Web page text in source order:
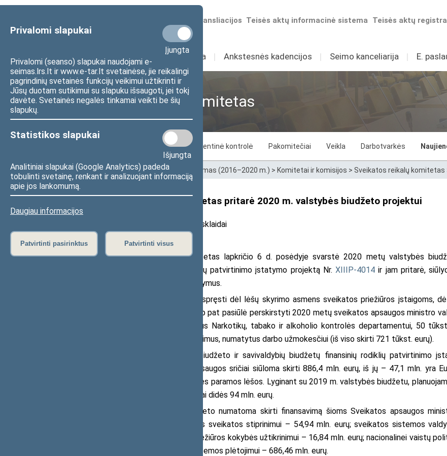
Privalomi slapukai
Įjungta
Privalomi (seanso) slapukai naudojami e-
seimas.lrs.lt ir www.e-tar.lt svetainėse, jie reikalingi
pagrindinių svetainės funkcijų veikimui užtikrinti ir
Jūsų duotam sutikimui su slapuku išsaugoti, jei tokį
davėte. Svetainės negalės tinkamai veikti be šių
slapukų.
Statistikos slapukai
Išjungta
Analitiniai slapukai (Google Analytics) padeda
tobulinti svetainę, renkant ir analizuojant informaciją
apie jos lankomumą.
Daugiau informacijos
Patvirtinti pasirinktus Patvirtinti visus
Teisės aktų
Teisės aktų informacinė sistema
Numatomos transliacijos
Sudėtis Veikla I Ankstesnės kadencijos I Seimo kanceliarija I E.
Sveikatos reikalų komitetas
Posėdžiai Parlamentinė kontrolė Pakomitečiai Veikla Darbotvarkės
Pradžia>Ankstesnės kadencijos XII Seimas (2016–2020 m.) > Komitetai ir komisijos > Sveikatos reikalų komitetas
Seimo Sveikatos reikalų komitetas pritarė 2020 m. valstybės biudžeto projektui
2019 m. lapkričio 7 d. pranešimas žiniasklaidai
Seimo Sveikatos reikalų komitetas lapkričio 6 d. posėdyje svarstė 2020 metų valstybės
savivaldybių biudžetų finansinių rodiklių patvirtinimo įstatymo projektą Nr. XIIIP-4014 ir jam pritarė,
atsižvelgti į komiteto pateiktus pasiūlymus.
Komitetas pasiūlė Vyriausybei spręsti dėl lėšų skyrimo asmens sveikatos priežiūros įstaigoms,
buvo gauti Seimo narių pasiūlymai. Taip pat pasiūlė perskirstyti 2020 metų sveikatos apsaugos ministro
srities valstybės biudžeto asignavimus Narkotikų, tabako ir alkoholio kontrolės departamentui, 50
padidinant valstybės biudžeto asignavimus, numatytus darbo užmokesčiui (iš viso skirti 721 tūkst. eurų).
Pagal 2020 metų valstybės biudžeto ir savivaldybių biudžetų finansinių rodiklių patvirtinimo
sveikatos apsaugos sričiai siūloma skirti 886,4 mln. eurų, iš jų – 47,1 mln. yra
Sąjungos ir kitos tarptautinės finansinės paramos lėšos. Lyginant su 2019 m. valstybės biudžetu,
finansavimas sveikatos apsaugos sričiai didės 94 mln. eurų.
Iš 2020 metų valstybės biudžeto numatoma skirti finansavimą šioms Sveikatos apsaugos
vykdomoms programoms: visuomenės sveikatos stiprinimui – 54,94 mln. eurų; sveikatos sistemos
97,47 mln. eurų; asmens sveikatos priežiūros kokybės užtikrinimui – 16,84 mln. eurų; nacionalinei vaistų
2,82 mln. eurų; sveikatos draudimo sistemos plėtojimui – 686,46 mln. eurų.